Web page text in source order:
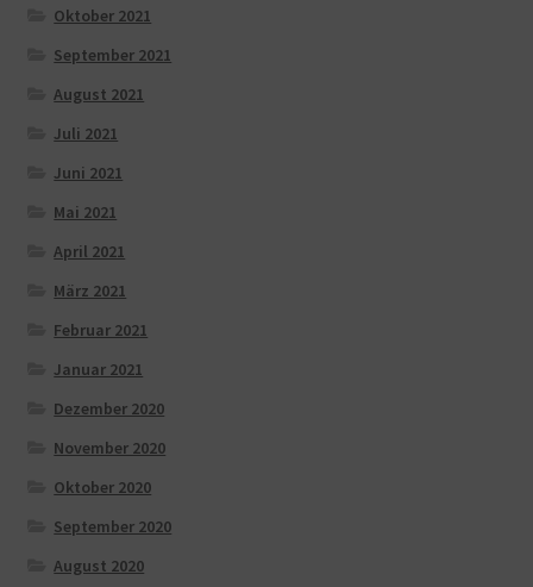
Oktober 2021
September 2021
August 2021
Juli 2021
Juni 2021
Mai 2021
April 2021
März 2021
Februar 2021
Januar 2021
Dezember 2020
November 2020
Oktober 2020
September 2020
August 2020